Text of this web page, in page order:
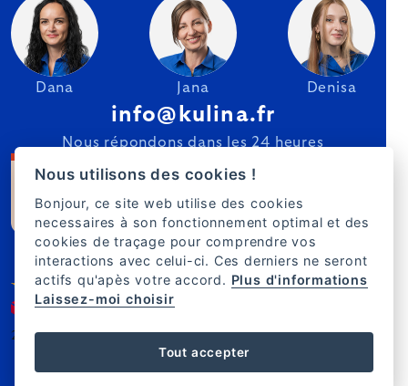
Dana Jana Denisa
info@kulina.fr
Nous répondons dans les 24 heures
2007–2025 Kulina.fr FR
Nous utilisons des cookies !
Bonjour, ce site web utilise des cookies
necessaires à son fonctionnement optimal et des
cookies de traçage pour comprendre vos
interactions avec celui-ci. Ces derniers ne seront
actifs qu'apès votre accord. Plus d'informations
Laissez-moi choisir
Tout accepter